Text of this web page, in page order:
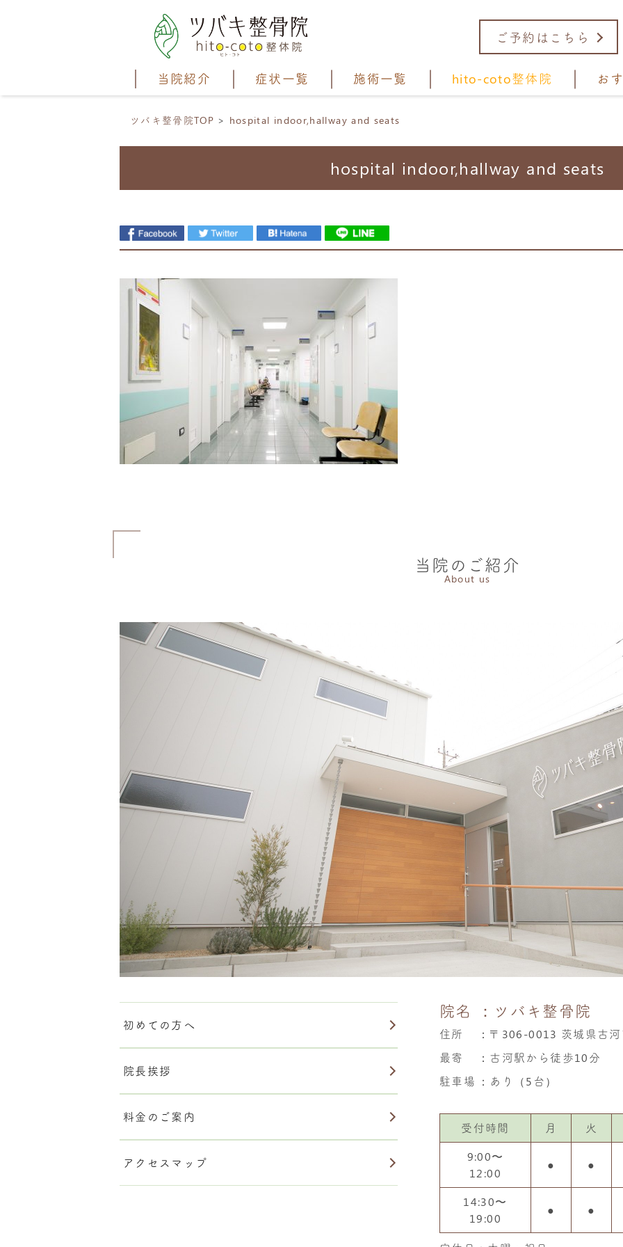
ご予約はこちら
当院紹介 症状一覧 施術一覧 hito-coto整体院 お
ツバキ整骨院TOP hospital indoor,hallway and seats
hospital indoor,hallway and seats
当院のご紹介
About us
初めての方へ
院長挨拶
料金のご案内
アクセスマップ
院名 ：ツバキ整骨院
住所 ： 〒306-0013 茨城県古
最寄
：古河駅から徒歩10分
駐車場 ：あり（5台）
受付時間 月
火
9:00〜
12:00
● ●
14:30〜
19:00
● ●